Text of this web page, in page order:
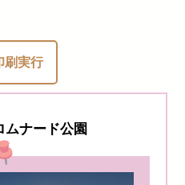
刷実行
ムナード公園